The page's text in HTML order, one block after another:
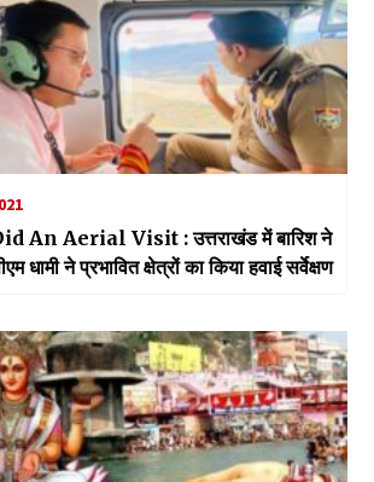
Visit : उत्तराखंड में बारिश ने
धामी ने प्रभावित क्षेत्रों का किया हवाई सर्वेक्षण